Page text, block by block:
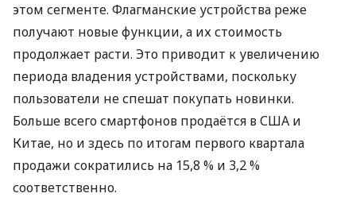
этом сегменте. Флагманские устройства реже
получают новые функции, а их стоимость
продолжает расти. Это приводит к увеличению
периода владения устройствами, поскольку
пользователи не спешат покупать новинки.
Больше всего смартфонов продаётся вСША и
Китае, но и здесь по итогам первого квартала
продажи сократились на 15,8 % и 3,2 %
соответственно.